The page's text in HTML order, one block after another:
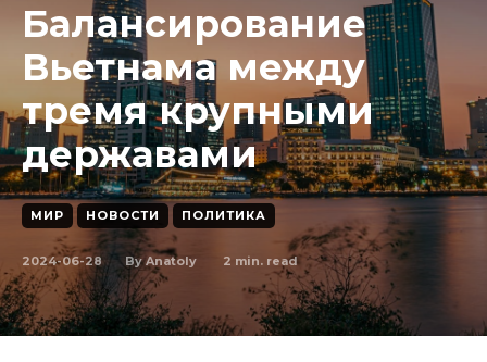
Балансирование
Вьетнама между
тремя крупными
державами
МИР НОВОСТИ ПОЛИТИКА
2024-06-28 By Anatoly 2 min. read